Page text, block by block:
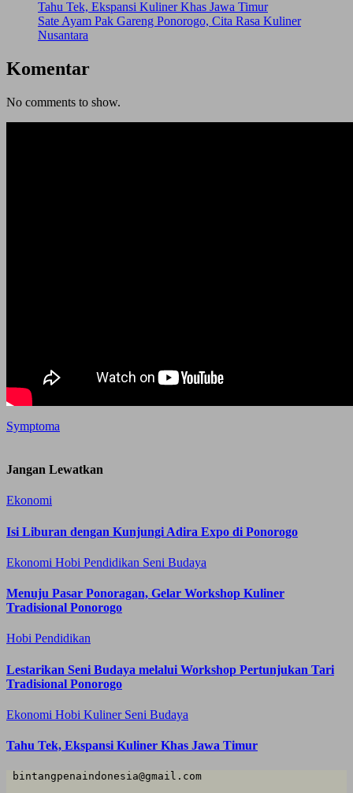
Tahu Tek, Ekspansi Kuliner Khas Jawa Timur
Sate Ayam Pak Gareng Ponorogo, Cita Rasa Kuliner
Nusantara
Komentar
No comments to show.
Symptoma
Jangan Lewatkan
Ekonomi
Isi Liburan dengan Kunjungi Adira Expo di Ponorogo
Ekonomi Hobi Pendidikan Seni Budaya
Menuju Pasar Ponoragan, Gelar Workshop Kuliner
Tradisional Ponorogo
Hobi Pendidikan
Lestarikan Seni Budaya melalui Workshop Pertunjukan Tari
Tradisional Ponorogo
Ekonomi Hobi Kuliner Seni Budaya
Tahu Tek, Ekspansi Kuliner Khas Jawa Timur
bintangpenaindonesia@gmail.com